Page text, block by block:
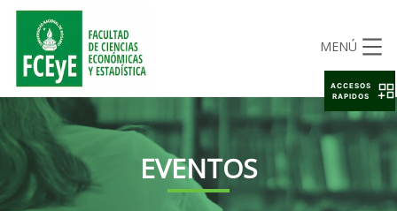
MENÚ
EVENTOS
ACCESOS
RAPIDOS